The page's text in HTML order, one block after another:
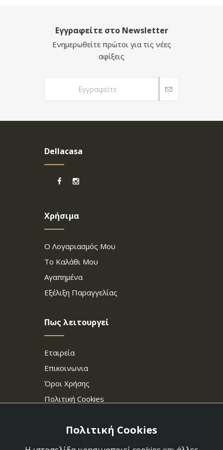
Εγγραφείτε στο Newsletter
Ενημερωθείτε πρώτοι για τις νέες
αφίξεις
Dellacasa
Χρήσιμα
Ο Λογαριασμός Μου
Το Καλάθι Μου
Αγαπημένα
Εξέλιξη Παραγγελίας
Πως λειτουργεί
Εταιρεία
Επικοινωνια
Όροι Χρήσης
Πολιτική Cookies
Πολιτική Cookies